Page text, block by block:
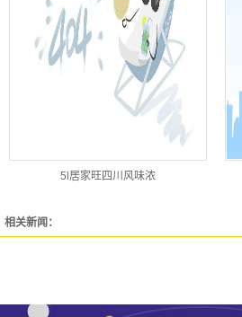
5l居家旺四川风味浓
相关新闻：